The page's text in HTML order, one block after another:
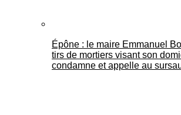
Épône : le maire Emmanuel
tirs de mortiers visant son
condamne et appelle au